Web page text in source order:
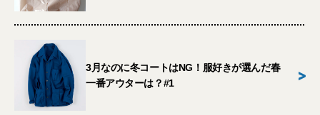
3月なのに冬コートはNG！服好きが選んだ春
一番アウターは？#1
>